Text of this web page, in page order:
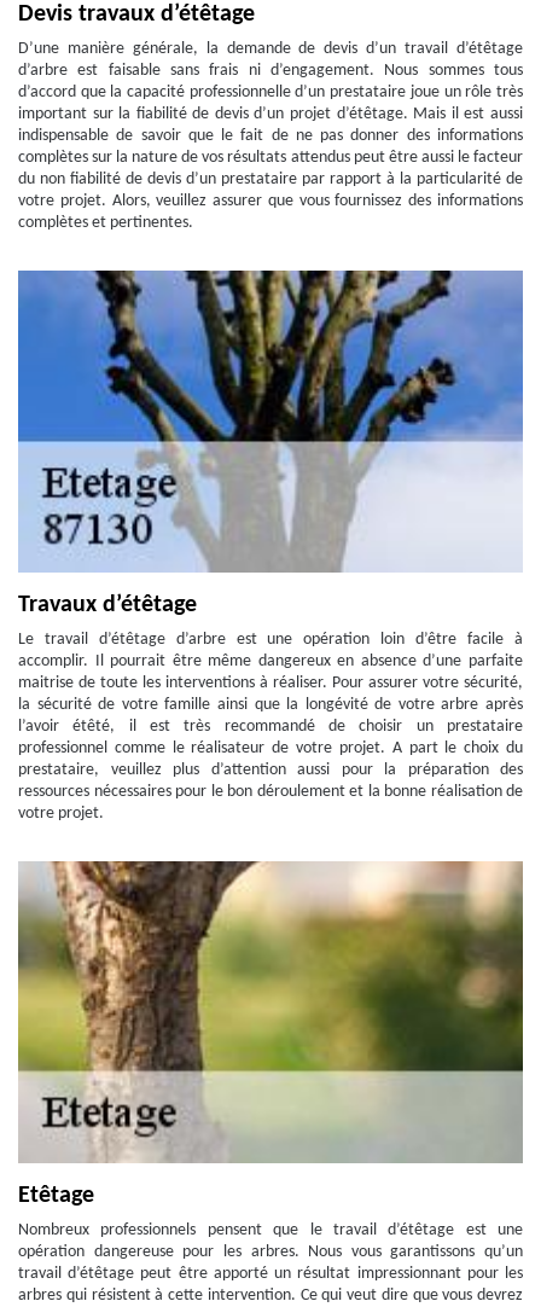
Devis travaux d’étêtage
D’une manière générale, la demande de devis d’un travail d’étêtage
d’arbre est faisable sans frais ni d’engagement. Nous sommes tous
d’accord que la capacité professionnelle d’un prestataire joue un rôle très
important sur la fiabilité de devis d’un projet d’étêtage. Mais il est aussi
indispensable de savoir que le fait de ne pas donner des informations
complètes sur la nature de vos résultats attendus peut être aussi le facteur
du non fiabilité de devis d’un prestataire par rapport à la particularité de
votre projet. Alors, veuillez assurer que vous fournissez des informations
complètes et pertinentes.
Travaux d’étêtage
Le travail d’étêtage d’arbre est une opération loin d’être facile à
accomplir. Il pourrait être même dangereux en absence d’une parfaite
maitrise de toute les interventions à réaliser. Pour assurer votre sécurité,
la sécurité de votre famille ainsi que la longévité de votre arbre après
l’avoir étêté, il est très recommandé de choisir un prestataire
professionnel comme le réalisateur de votre projet. A part le choix du
prestataire, veuillez plus d’attention aussi pour la préparation des
ressources nécessaires pour le bon déroulement et la bonne réalisation de
votre projet.
Etêtage
Nombreux professionnels pensent que le travail d’étêtage est une
opération dangereuse pour les arbres. Nous vous garantissons qu’un
travail d’étêtage peut être apporté un résultat impressionnant pour les
arbres qui résistent à cette intervention. Ce qui veut dire que vous devrez